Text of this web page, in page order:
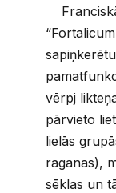
vērpj
pārvieto
lielās
raganas),
sēklas un